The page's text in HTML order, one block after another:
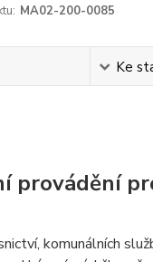
MA02-200-0085
Ke
provádění
komunálních